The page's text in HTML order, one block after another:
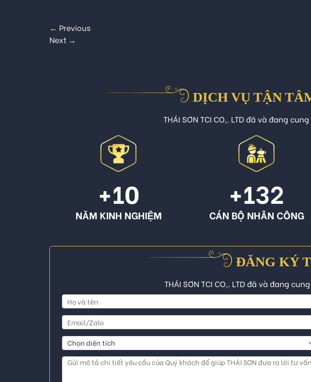
← Previous
Next →
DỊCH VỤ TẬN
THÁI SƠN TCI CO,. LTD đã và đang
+10
NĂM KINH NGHIỆM
+132
CÁN BỘ NHÂN CÔNG
ĐĂNG KÝ
THÁI SƠN TCI CO,. LTD đã và đang